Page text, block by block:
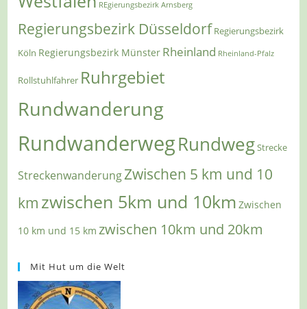
REgierungsbezirk Arnsberg
Regierungsbezirk Düsseldorf Regierungsbezirk
Köln Regierungsbezirk Münster Rheinland Rheinland-Pfalz
Rollstuhlfahrer Ruhrgebiet
Rundwanderung
RundwanderwegRundwegStrecke
StreckenwanderungZwischen 5 km und 10
km zwischen 5km und 10km Zwischen
10 km und 15 km zwischen 10km und 20km
Mit Hut um die Welt